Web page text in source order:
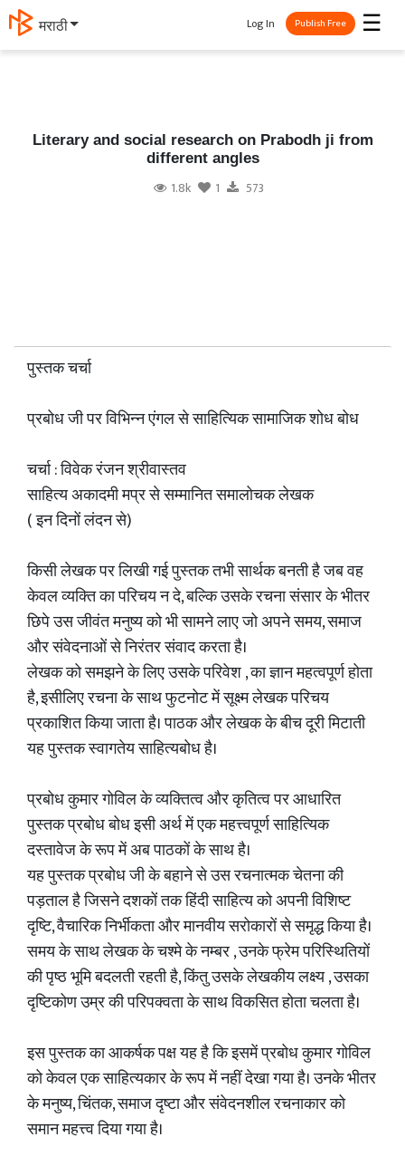
मराठी ☰
Log In Publish Free
Literary and social research on Prabodh ji from
different angles
1.8k 1 573
पुस्तक चर्चा
प्रबोध जी पर विभिन्न एंगल से साहित्यिक सामाजिक शोध बोध
चर्चा : विवेक रंजन श्रीवास्तव
साहित्य अकादमी मप्र से सम्मानित समालोचक लेखक
( इन दिनों लंदन से)
किसी लेखक पर लिखी गई पुस्तक तभी सार्थक बनती है जब वह
केवल व्यक्ति का परिचय न दे, बल्कि उसके रचना संसार के भीतर
छिपे उस जीवंत मनुष्य को भी सामने लाए जो अपने समय, समाज
और संवेदनाओं से निरंतर संवाद करता है।
लेखक को समझने के लिए उसके परिवेश , का ज्ञान महत्वपूर्ण होता
है, इसीलिए रचना के साथ फुटनोट में सूक्ष्म लेखक परिचय
प्रकाशित किया जाता है। पाठक और लेखक के बीच दूरी मिटाती
यह पुस्तक स्वागतेय साहित्यबोध है।
प्रबोध कुमार गोविल के व्यक्तित्व और कृतित्व पर आधारित
पुस्तक प्रबोध बोध इसी अर्थ में एक महत्त्वपूर्ण साहित्यिक
दस्तावेज के रूप में अब पाठकों के साथ है।
यह पुस्तक प्रबोध जी के बहाने से उस रचनात्मक चेतना की
पड़ताल है जिसने दशकों तक हिंदी साहित्य को अपनी विशिष्ट
दृष्टि, वैचारिक निर्भीकता और मानवीय सरोकारों से समृद्ध किया है।
समय के साथ लेखक के चश्मे के नम्बर , उनके फ्रेम परिस्थितियों
की पृष्ठ भूमि बदलती रहती है, किंतु उसके लेखकीय लक्ष्य , उसका
दृष्टिकोण उम्र की परिपक्वता के साथ विकसित होता चलता है।
इस पुस्तक का आकर्षक पक्ष यह है कि इसमें प्रबोध कुमार गोविल
को केवल एक साहित्यकार के रूप में नहीं देखा गया है। उनके भीतर
के मनुष्य, चिंतक, समाज दृष्टा और संवेदनशील रचनाकार को
समान महत्त्व दिया गया है।